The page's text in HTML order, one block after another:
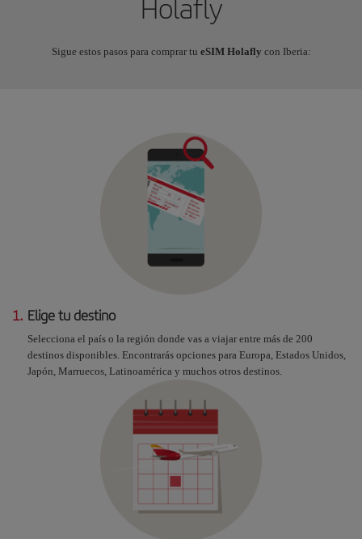
Holafly
Sigue estos pasos para comprar tu eSIM Holafly con Iberia:
1. Elige tu destino
Selecciona el país o la región donde vas a viajar entre más de 200
destinos disponibles. Encontrarás opciones para Europa, Estados Unidos,
Japón, Marruecos, Latinoamérica y muchos otros destinos.